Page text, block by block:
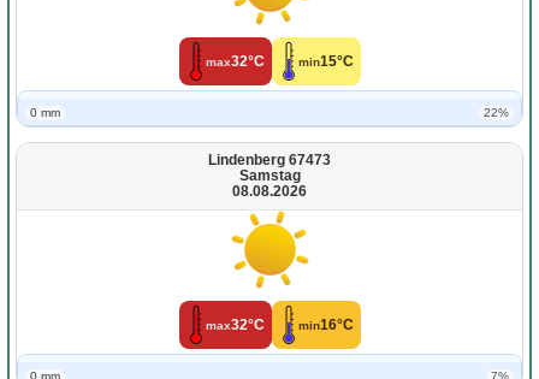
max32°C min15°C
0 mm 22%
Lindenberg 67473
Samstag
08.08.2026
max32°C min16°C